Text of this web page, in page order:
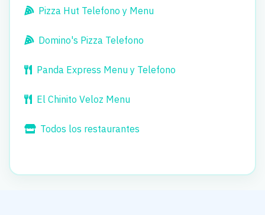
Pizza Hut Telefono y Menu
Domino's Pizza Telefono
Panda Express Menu y Telefono
El Chinito Veloz Menu
Todos los restaurantes